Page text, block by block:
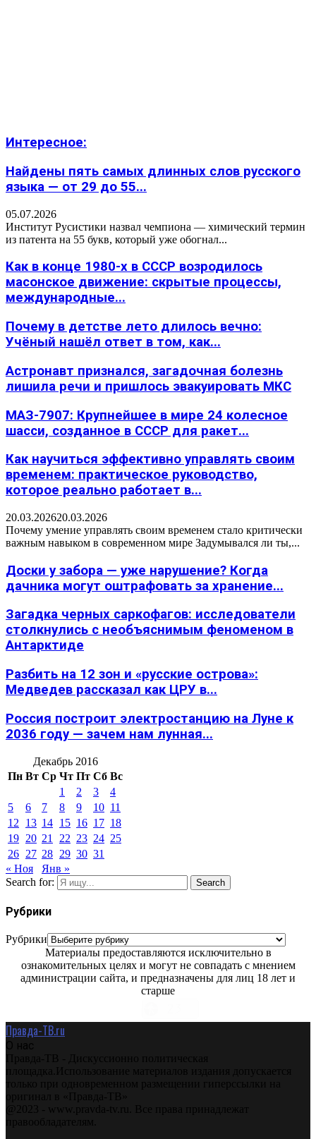
Интересное:
Найдены пять самых длинных слов русского
языка — от 29 до 55...
05.07.2026
Институт Русистики назвал чемпиона — химический термин
из патента на 55 букв, который уже обогнал...
Как в конце 1980-х в СССР возродилось
масонское движение: скрытые процессы,
международные...
Почему в детстве лето длилось вечно:
Учёный нашёл ответ в том, как...
Астронавт признался, загадочная болезнь
лишила речи и пришлось эвакуировать МКС
МАЗ-7907: Крупнейшее в мире 24 колесное
шасси, созданное в СССР для ракет...
Как научиться эффективно управлять своим
временем: практическое руководство,
которое реально работает в...
20.03.202620.03.2026
Почему умение управлять своим временем стало критически
важным навыком в современном мире Задумывался ли ты,...
Доски у забора — уже нарушение? Когда
дачника могут оштрафовать за хранение...
Загадка черных саркофагов: исследователи
столкнулись с необъяснимым феноменом в
Антарктиде
Разбить на 12 зон и «русские острова»:
Медведев рассказал как ЦРУ в...
Россия построит электростанцию на Луне к
2036 году — зачем нам лунная...
Декабрь 2016
Пн Вт Ср Чт Пт Сб Вс
1
2 3
4
5
6 7 8 9 10 11
12
13 14 15 16 17 18
19 20 21 22 23 24 25
26 27 28 29 30 31
« Ноя
Янв »
Search for:
Search
Рубрики
Рубрики
Материалы предоставляются исключительно в
ознакомительных целях и могут не совпадать с мнением
администрации сайта, и предназначены для лиц 18 лет и
старше
Правда-ТВ.ru
О нас
Правда-ТВ - Дискуссионно политическая
площадка.Использование материалов издания допускается
только при одновременном размещении гиперссылки на
оригинал в «Правда-ТВ»
@2023 - www.pravda-tv.ru. Все права принадлежат
правообладателям.